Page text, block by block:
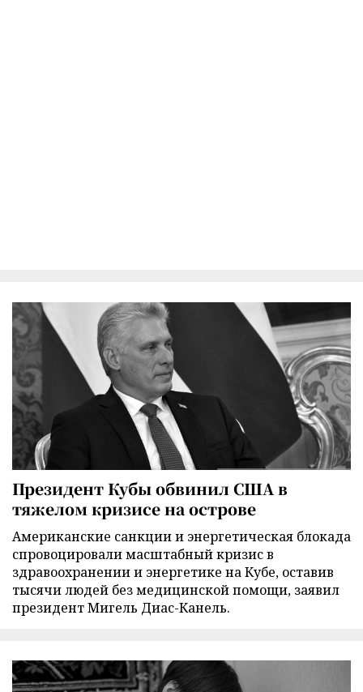
Президент Кубы обвинил США в
тяжелом кризисе на острове
Американские санкции и энергетическая блокада
спровоцировали масштабный кризис в
здравоохранении и энергетике на Кубе, оставив
тысячи людей без медицинской помощи, заявил
президент Мигель Диас-Канель.